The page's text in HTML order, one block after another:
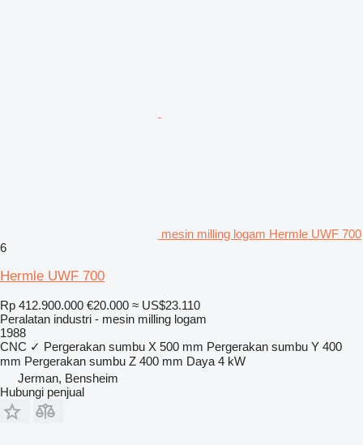
mesin milling logam Hermle UWF 700
6
Hermle UWF 700
Rp 412.900.000 €20.000 ≈ US$23.110
Peralatan industri - mesin milling logam
1988
CNC ✓ Pergerakan sumbu X 500 mm Pergerakan sumbu Y 400
mm Pergerakan sumbu Z 400 mm Daya 4 kW
Jerman, Bensheim
Hubungi penjual